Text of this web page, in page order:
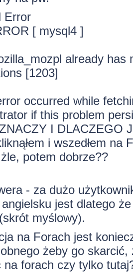
Error
[ mysql4 ]
already
[1203]
occurred while
if this problem
I DLACZEGO
i wszedłem
potem dobrze??
- za dużo
angielsku jest dlatego
myślowy).
na Forach jest
żeby go
na forach czy tylko